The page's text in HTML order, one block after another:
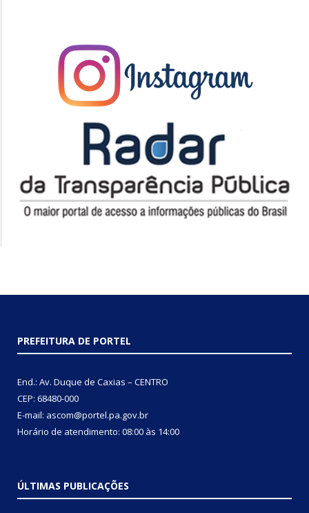
PREFEITURA DE PORTEL
End.: Av. Duque de Caxias – CENTRO
CEP: 68480-000
E-mail: ascom@portel.pa.gov.br
Horário de atendimento: 08:00 às 14:00
ÚLTIMAS PUBLICAÇÕES